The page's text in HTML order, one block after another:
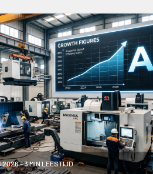
2026 - 3 MIN LEESTIJD